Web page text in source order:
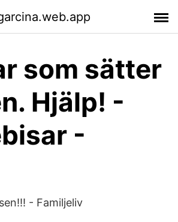
som sätter
Hjälp! -
-
- Familjeliv